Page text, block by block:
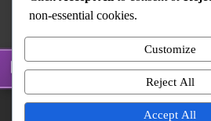
Shanba – Yaksh:
© 2025 Respublika
va Radiologiya Ilmiy-
Barcha huquqlar
non-essential cookies.
Customize
Reject All
Accept All